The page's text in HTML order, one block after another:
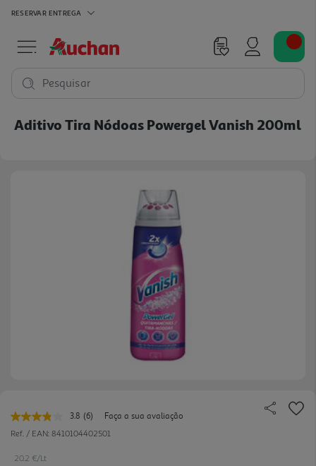
RESERVAR ENTREGA
Pesquisar
Aditivo Tira Nódoas Powergel Vanish 200ml
3.8 Leu
6
(6)
Faça a sua avaliação
Ref. / EAN: 8410104402501
20.2 €/Lt